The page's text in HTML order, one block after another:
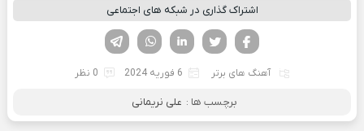
اشتراک گذاری در شبکه های اجتماعی
لینکدین تویتر
فیسوک
آهنگ های برتر 6 فوریه 2024 0 نظر
برچسب ها : علی نریمانی